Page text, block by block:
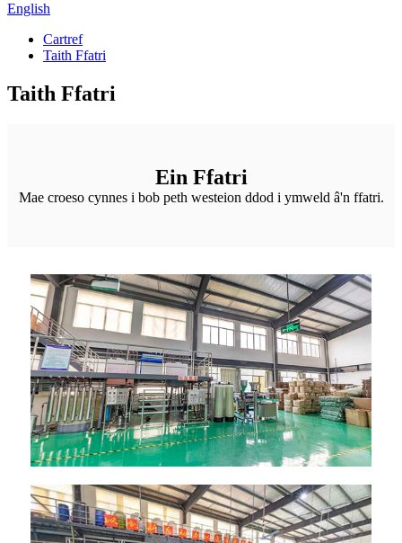
English
Cartref
Taith Ffatri
Taith Ffatri
Ein Ffatri
Mae croeso cynnes i bob peth westeion ddod i ymweld â'n ffatri.